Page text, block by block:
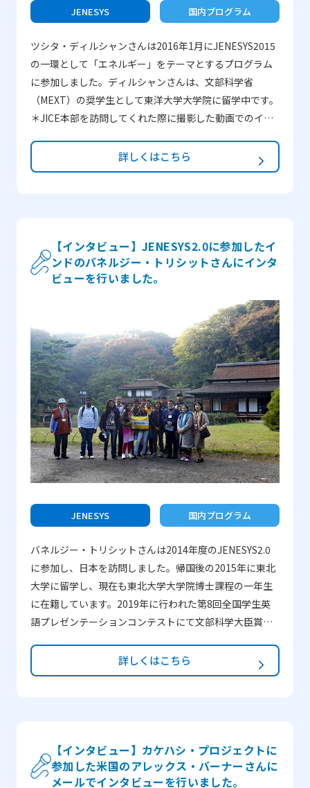
JENESYS 国内プログラム
ツシタ・ディルシャンさんは2016年1月にJENESYS2015
の一環として「エネルギー」をテーマとするプログラム
に参加しました。ディルシャンさんは、文部科学省
（MEXT）の奨学生として東洋大学大学院に留学中です。
＊JICE本部を訪問してくれた際に撮影した動画でのイン
ー動画：vol.1 ―どうしてJENESYS2015に参加したので
しょうか？ 子供の頃から日本に行くことは夢でした。
く日本を大好きになる、絶好の機会でした。 ―一番印
象に残っていることは何ですか？ 全てのプログラムが
面白く、印象深いものでした。その中でも、ホームステ
イが一番思い出深く印象に残りました。自分を含めたス
リランカの学生3人を一つのホストファミリーが受け入れ
てくれました。自分達の中の誰も日本語を話すことがで
きず、またホストファミリーのお父さん、お母さんも英
語があまり話せませんでした。けれども、皆とても楽し
く過ごし、様々な方法でもってたくさんコミュニケーシ
ョンを取りました。独特で伝統的な農家で素晴らしい経
験ができ、また初めて温泉に入ったことは忘れられませ
ん。
詳しくはこちら
【インタビュー】JENESYS2.0に参加したイ
ンドのバネルジー・トリシットさんにインタ
ビューを行いました。
JENESYS 国内プログラム
バネルジー・トリシットさんは2014年度のJENESYS2.0
に参加し、日本を訪問しました。帰国後の2015年に東北
大学に留学し、現在も東北大学大学院博士課程の一年生
に在籍しています。2019年に行われた第8回全国学生英
語プレゼンテーションコンテストにて文部科学大臣賞
を受賞しました。 ＊動画でのインタビューもFacebook
にて公開しています。 インタビュー動画 vol.1 / vol.2 /
かなく、何を期待したらいいのかもわかりませんでし
た。日本に関する固定概念を色々と持っていましたが、
東京の武蔵野市にある学校を訪問した時に世界観が本当
詳しくはこちら
【インタビュー】カケハシ・プロジェクトに
参加した米国のアレックス・バーナーさんに
メールでインタビューを行いました。